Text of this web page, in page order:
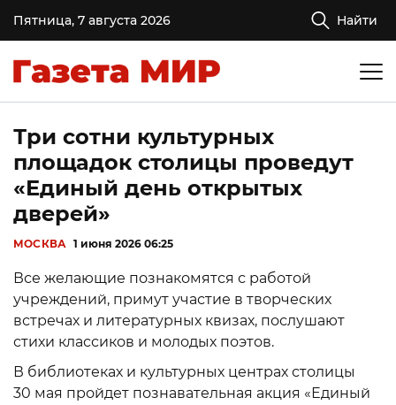
Пятница, 7 августа 2026 Найти
Три сотни культурных
площадок столицы проведут
«Единый день открытых
дверей»
МОСКВА 1 июня 2026 06:25
Все желающие познакомятся с работой
учреждений, примут участие в творческих
встречах и литературных квизах, послушают
стихи классиков и молодых поэтов.
В библиотеках и культурных центрах столицы
30 мая пройдет познавательная акция «Единый